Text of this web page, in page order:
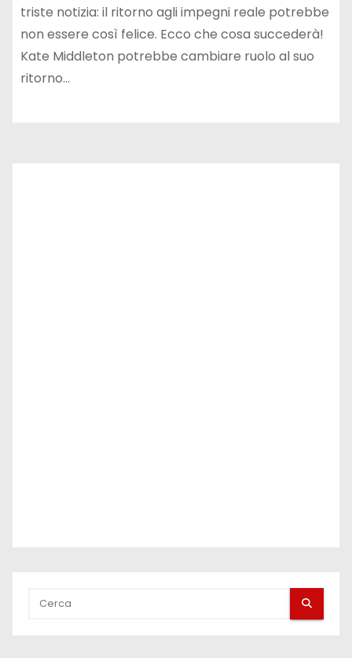
triste notizia: il ritorno agli impegni reale potrebbe
non essere così felice. Ecco che cosa succederà!
Kate Middleton potrebbe cambiare ruolo al suo
ritorno…